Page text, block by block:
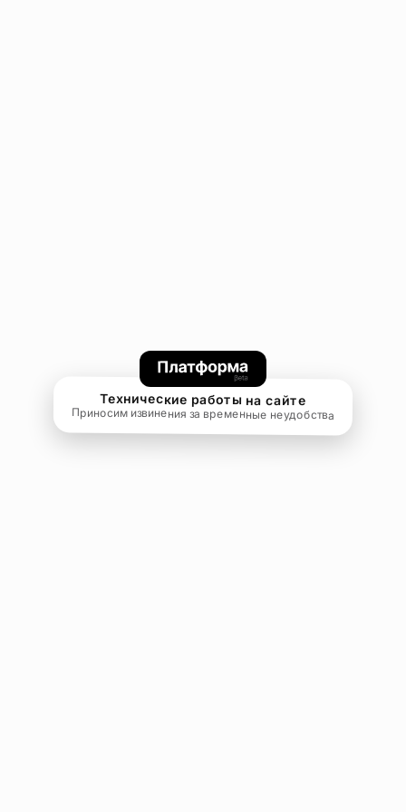
Технические работы на сайте
Приносим извинения за временные неудобства